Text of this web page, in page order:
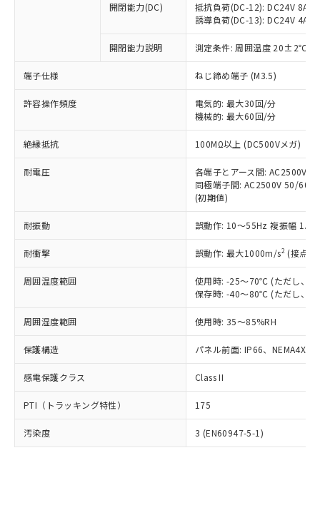
開閉能力(DC)
抵抗負荷(DC-12): DC24V 8A/
誘導負荷(DC-13): DC24V 4A/
開閉能力説明 測定条件: 周囲温度 20±2℃、
端子仕様 ねじ締め端子 (M3.5)
許容操作頻度
電気的: 最大30回/分
機械的: 最大60回/分
絶縁抵抗 100MΩ以上 (DC500Vメガ)
耐電圧
各端子とアース間: AC2500V
同極端子間: AC2500V 50/
(初期値)
耐振動 誤動作: 10～55Hz 複振幅
耐衝撃 誤動作: 最大1000m/s2 (接点
周囲温度範囲
使用時: -25～70℃ (ただし、氷
保存時: -40～80℃ (ただし、氷
周囲湿度範囲 使用時: 35～85%RH
保護構造 パネル前面: IP66、NEMA4X,
感電保護クラス Class II
PTI（トラッキング特性） 175
汚染度 3 (EN60947-5-1)
以下の条件をお読みいただき、同意のうえ
ご利用ください。
本サービスは、当社制御機器事業取扱
商品の当社在庫状況および標準価格
(税抜)を提供させていただくもので
当社制御機器事業取扱商品の中には、
本サービスの対象外となる商品もある
ことをご了承ください。
在庫状況および標準価格照会結果は、
記載している更新日時点での社内デー
タに基づき作成されるものであり、閲
覧された時点での実際の在庫および標
準価格とは異なる場合があることをご
正式な納期状況および標準価格はお客
様のお取引先、またはお客様担当のオ
ムロン制御機器販売店・当社販売員に
オムロン制御機器販売店や当社販売拠
販売ネットワーク
」をご確認
在庫状況および標準価格結果を当社の
事前の承諾なく第三者に漏洩または開
示しないようお願いします。
マイパーツ機能（部品リスト作成サー
ビス）をご利用いただくには、I-Web
対応予定なし：EU RoHS指令（10物質）の
非含有に非対応の商品で、対応品を出す予
調査・確認中：EU RoHS指令（10物質）の
非含有の対応状況を調査中または確認中の
商品です。
非該当品：ライセンス料など無形物で、有
害物質有無と関係のない商品です。
仕入先様の事情により、非含有部品として
いたものが、含有品と判明した場合などや
むを得ず変更することがあります。
鉛(Pb) 1000ppm以下、 水銀(Hg) 1000ppm以下、 カド
六価クロム(Cr(Ⅵ)) 1000ppm以下、ポリ臭化ビフェニル
類(PBB) 1000ppm以下、ポリ臭化ジフェニルエーテル類
ルベンジル（BBP） 1000ppm以下、フタル酸ジブチル
（DBP） 1000ppm以下、フタル酸ジイソブチル
但し、RoHS指令で産業用監視および制御機器に対する
適用除外項目は除く。
フタル酸エステル類の４物質については閾値を超える意
図的な使用がないことを確認しています。
部品在庫の切り替え状況などにより、予定
月が前後することがあります。
「○」：最大均質材料含有率が中国RoHSの
基準値以下であることを示します。
「×」：最大均質材料含有率が中国RoHSの
基準値を超えていることを示します。
「－」：未確認です。当社販売部門へお問
*中国RoHS10物質の基準値 (GB/T26572)：
Pb(鉛) :1000ppm、 Hg(水銀) : 1000ppm、 Cd(カドミウ
Cr(Ⅵ)(六価クロム) : 1000ppm、 PBBs(ポリ臭化ビフェ
ニル類) : 1000ppm、 PBDEs(ポリ臭化ジフェニルエーテ
ル類) : 1000ppm、
DBP(フタル酸ジブチル) : 1000ppm、 DIBP(フタル酸ジ
イソブチル) : 1000ppm、 BBP(フタル酸ブチルベンジ
DEHP(フタル酸ビス(2-エチルヘキシル)) : 1000ppm
「ｅ」：有害物質（10物質）のすべてが基
準値以下であることを示します。
「10」：通常の使用状況下において有害物
質が外部に漏えいし、環境に深刻な影響を
及ぼさない年数を意味します。
当社は、これら貴社製品のうち、外国
為替および外国貿易法に定める商品
（以下｢規制貨物等」という）を輸出
または国外への提供する場合は、日本
国政府の輸出許可(または役務取引許
可)を取得するなどの必要な手続きを
当社は規制貨物を破棄する場合は、完
全に破砕するなど、違法に輸出されな
いよう必要な手段を講じます。
当社は貴社製品を、核兵器、ミサイ
ル、化学兵器、生物兵器またはその他
武器並びにこれらの製造装置等に一切
当社は、貴社製品を第三者に販売する
場合は、上記1、2および3の内容を当
該第三者に通知します。また当社は、
販売先および販売に係わる関係者が違
法に輸出するおそれがある場合は、取
り引きをいたしません。
一定数以上の在庫あり
一定数には満たないが在庫あり
在庫なし(最新の在庫状況につ
いては、お客様のお取引先、ま
たはお客様担当のオムロン制御
機器販売店・当社販売員にご確
受注生産機種、また在庫状況の
情報を公開していない機種